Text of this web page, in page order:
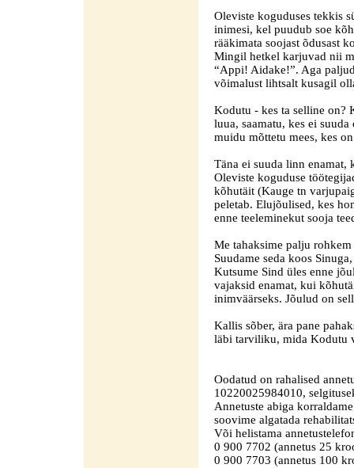
Oleviste koguduses tekkis
inimesi, kel puudub soe
rääkimata soojast õdusast
Mingil hetkel karjuvad nii
“Appi! Aidake!”. Aga
võimalust lihtsalt kusagil
Kodutu - kes ta selline on?
luua, saamatu, kes ei
muidu mõttetu mees, kes
Täna ei suuda linn enamat,
Oleviste koguduse
kõhutäit (Kauge tn
peletab. Elujõulised, kes
enne teeleminekut sooja
Me tahaksime palju
Suudame seda koos
Kutsume Sind üles enne
vajaksid enamat, kui
inimväärseks. Jõulud on
Kallis sõber, ära pane
läbi tarviliku, mida Kodutu
Oodatud on rahalised
10220025984010,
Annetuste abiga
soovime algatada
Või helistama
0 900 7702 (annetus 25
0 900 7703 (annetus 100